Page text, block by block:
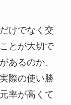
けでなく交
とが大切で
あるのか、
際の使い勝
率が高くて